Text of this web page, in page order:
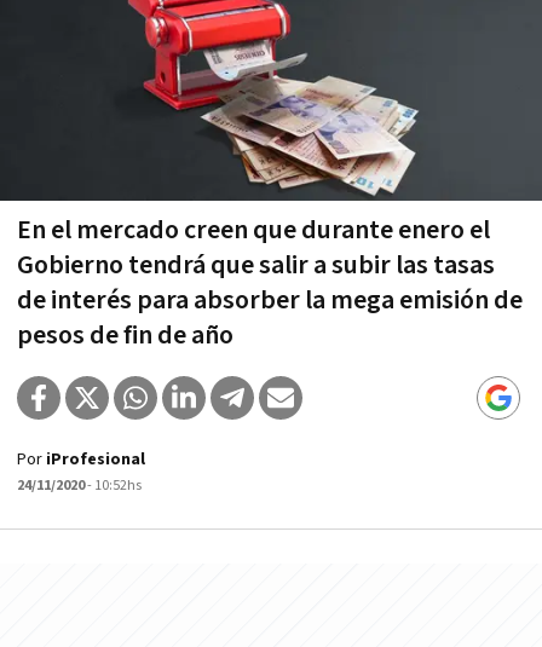
En el mercado creen que durante enero el
Gobierno tendrá que salir a subir las tasas
de interés para absorber la mega emisión de
pesos de fin de año
Por iProfesional
24/11/2020- 10:52hs